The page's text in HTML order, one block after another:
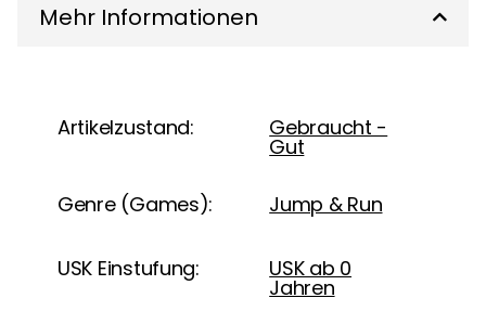
Mehr Informationen
Artikelzustand: Gebraucht -
Gut
Genre (Games): Jump & Run
USK Einstufung: USK ab 0
Jahren